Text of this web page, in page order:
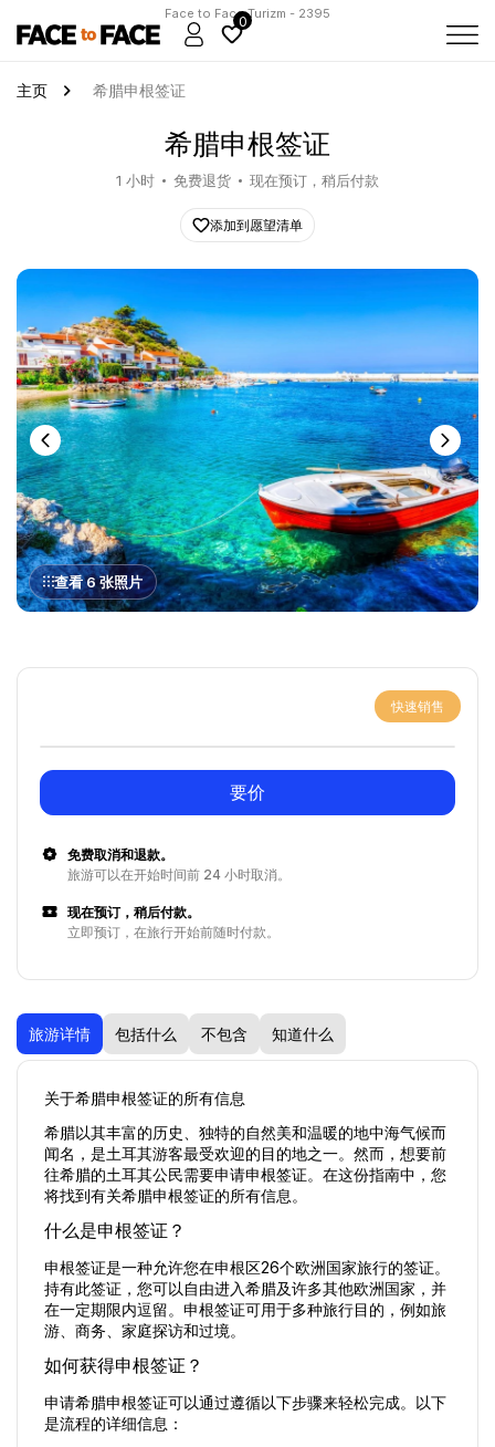
Face to Face Turizm - 2395
0
主页 希腊申根签证
希腊申根签证
1 小时 免费退货 现在预订，稍后付款
添加到愿望清单
查看 6 张照片
快速销售
要价
免费取消和退款。
旅游可以在开始时间前 24 小时取消。
现在预订，稍后付款。
立即预订，在旅行开始前随时付款。
旅游详情 包括什么 不包含 知道什么
关于希腊申根签证的所有信息
希腊以其丰富的历史、独特的自然美和温暖的地中海气候而
闻名，是土耳其游客最受欢迎的目的地之一。然而，想要前
往希腊的土耳其公民需要申请申根签证。在这份指南中，您
将找到有关希腊申根签证的所有信息。
什么是申根签证？
申根签证是一种允许您在申根区26个欧洲国家旅行的签证。
持有此签证，您可以自由进入希腊及许多其他欧洲国家，并
在一定期限内逗留。申根签证可用于多种旅行目的，例如旅
游、商务、家庭探访和过境。
如何获得申根签证？
申请希腊申根签证可以通过遵循以下步骤来轻松完成。以下
是流程的详细信息：